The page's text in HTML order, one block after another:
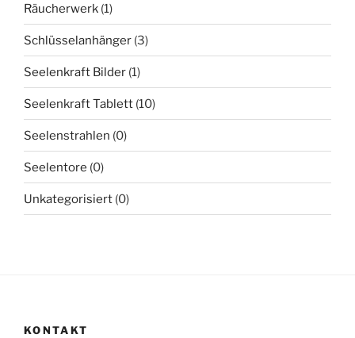
Räucherwerk (1)
Schlüsselanhänger (3)
Seelenkraft Bilder (1)
Seelenkraft Tablett (10)
Seelenstrahlen (0)
Seelentore (0)
Unkategorisiert (0)
KONTAKT